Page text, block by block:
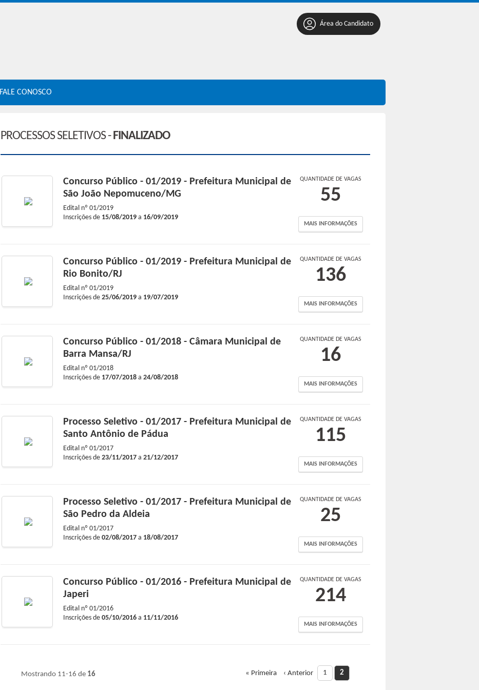
FALE CONOSCO
Área do Candidato
PROCESSOS SELETIVOS -FINALIZADO
Concurso Público - 01/2019 - Prefeitura Municipal de
São João Nepomuceno/MG
Edital nº 01/2019
Inscrições de 15/08/2019 a 16/09/2019
QUANTIDADE DE VAGAS
55
MAIS INFORMAÇÕES
Concurso Público - 01/2019 - Prefeitura Municipal de
Rio Bonito/RJ
Edital nº 01/2019
Inscrições de 25/06/2019 a 19/07/2019
QUANTIDADE DE VAGAS
136
MAIS INFORMAÇÕES
Concurso Público - 01/2018 - Câmara Municipal de
Barra Mansa/RJ
Edital nº 01/2018
Inscrições de 17/07/2018 a 24/08/2018
QUANTIDADE DE VAGAS
16
MAIS INFORMAÇÕES
Processo Seletivo - 01/2017 - Prefeitura Municipal de
Santo Antônio de Pádua
Edital nº 01/2017
Inscrições de 23/11/2017 a 21/12/2017
QUANTIDADE DE VAGAS
115
MAIS INFORMAÇÕES
Processo Seletivo - 01/2017 - Prefeitura Municipal de
São Pedro da Aldeia
Edital nº 01/2017
Inscrições de 02/08/2017 a 18/08/2017
QUANTIDADE DE VAGAS
25
MAIS INFORMAÇÕES
Concurso Público - 01/2016 - Prefeitura Municipal de
Japeri
Edital nº 01/2016
Inscrições de 05/10/2016 a 11/11/2016
QUANTIDADE DE VAGAS
214
MAIS INFORMAÇÕES
Mostrando 11-16 de 16 « Primeira ‹ Anterior 1 2